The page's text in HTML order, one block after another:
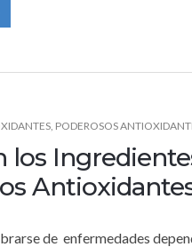
, PODEROSOS
los
de enfermedades